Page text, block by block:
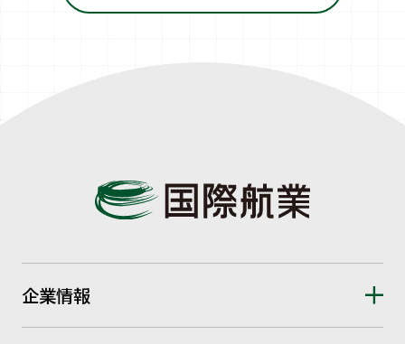
企業情報